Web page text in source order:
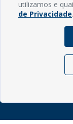
E-
Horário:
© Copyright -
utilizamos e
de Privacidade.